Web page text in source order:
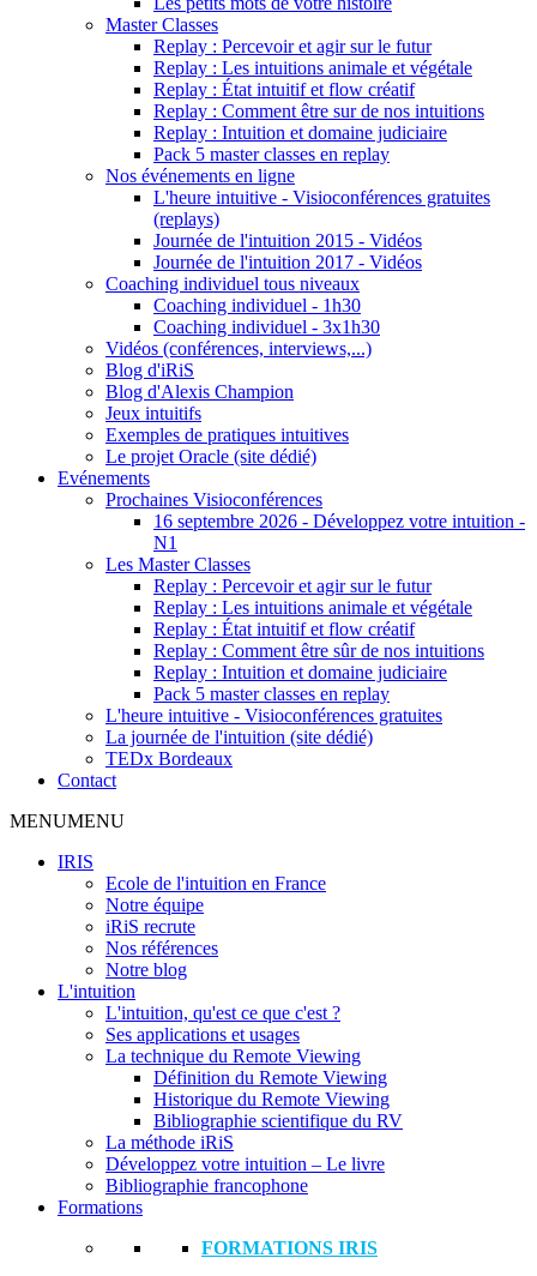
Master Classes
Replay : Percevoir et agir sur le futur
Replay : Les intuitions animale et végétale
Replay : État intuitif et flow créatif
Replay : Comment être sur de nos intuitions
Replay : Intuition et domaine judiciaire
Pack 5 master classes en replay
Nos événements en ligne
L'heure intuitive - Visioconférences gratuites
(replays)
Journée de l'intuition 2015 - Vidéos
Journée de l'intuition 2017 - Vidéos
Coaching individuel tous niveaux
Coaching individuel - 1h30
Coaching individuel - 3x1h30
Vidéos (conférences, interviews,...)
Blog d'iRiS
Blog d'Alexis Champion
Jeux intuitifs
Exemples de pratiques intuitives
Le projet Oracle (site dédié)
Evénements
Prochaines Visioconférences
16 septembre 2026 - Développez votre intuition -
N1
Les Master Classes
Replay : Percevoir et agir sur le futur
Replay : Les intuitions animale et végétale
Replay : État intuitif et flow créatif
Replay : Comment être sûr de nos intuitions
Replay : Intuition et domaine judiciaire
Pack 5 master classes en replay
L'heure intuitive - Visioconférences gratuites
La journée de l'intuition (site dédié)
TEDx Bordeaux
Contact
MENUMENU
IRIS
Ecole de l'intuition en France
Notre équipe
iRiS recrute
Nos références
Notre blog
L'intuition
L'intuition, qu'est ce que c'est ?
Ses applications et usages
La technique du Remote Viewing
Définition du Remote Viewing
Historique du Remote Viewing
Bibliographie scientifique du RV
La méthode iRiS
Développez votre intuition – Le livre
Bibliographie francophone
Formations
FORMATIONS IRIS